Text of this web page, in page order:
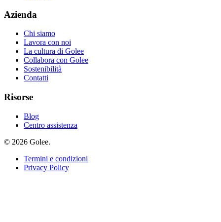
Azienda
Chi siamo
Lavora con noi
La cultura di Golee
Collabora con Golee
Sostenibilità
Contatti
Risorse
Blog
Centro assistenza
© 2026 Golee.
Termini e condizioni
Privacy Policy